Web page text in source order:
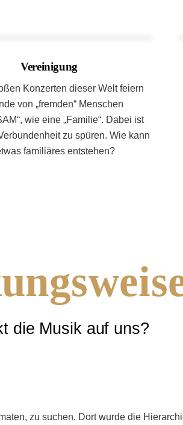
Vereinigung
Konzerten dieser Welt feiern
von „fremden“ Menschen
wie eine „Familie“. Dabei ist
zu spüren. Wie kann
familiäres entstehen?
die Musik auf uns?
zu suchen. Dort wurde die